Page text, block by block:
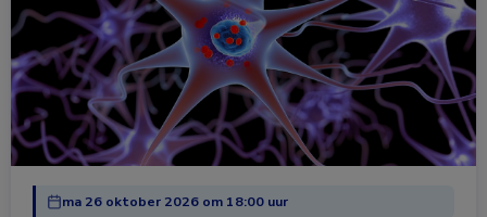
ma 26 oktober 2026 om 18:00 uur